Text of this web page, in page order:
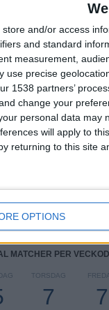
store and/or access
and standard
measurement,
use precise
1538 partners’
change your
personal data may
will apply to
returning to this site
OPTIONS
RANKNING
UEFA Nations League
Träningsmatch
Se
MATCHER PER
TORSDAG
7 7